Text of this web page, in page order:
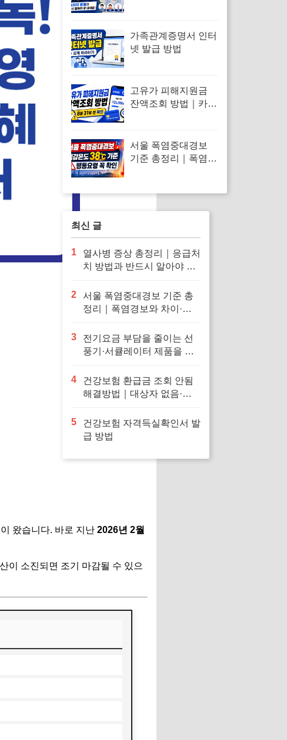
왔습니다. 바로 지난 2026년 2월
이 소진되면 조기 마감될 수 있으
가족관계증명서 인터
넷 발급 방법
고유가 피해지원금
잔액조회 방법｜카드
서울 폭염중대경보
기준 총정리｜폭염경
최신 글
1
열사병 증상 총정리｜응급처
치 방법과 반드시 알아야 할
2
서울 폭염중대경보 기준 총
정리｜폭염경보와 차이·행
3
전기요금 부담을 줄이는 선
풍기·서큘레이터 제품을 확
4
건강보험 환급금 조회 안됨
해결방법｜대상자 없음·신
5
건강보험 자격득실확인서 발
급 방법